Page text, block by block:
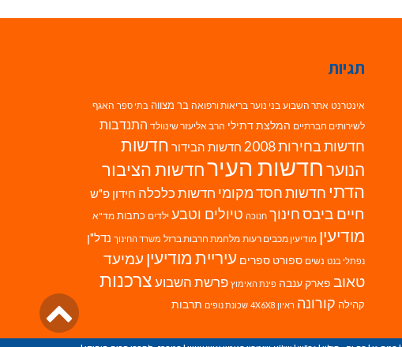
תגיות
אינטרנט אתר השבוע בני נוער בריאות ורפואה בר מצווה בתי ספר האגף
לשירותים חברתיים המלצת דתילי הרב אליעזר שינוולד התנדבות
חדשות בחירות 2008 חדשות הבידור חדשות
הנוערחדשות העירחדשות הציבור
הדתי חדשות חסד מקומי חדשות כלכלה חידון פ"ש
חיים ביבסחינוך חנוכה טיולים וטבע ילדים כתבות מד"א
מודיעין מודיעין מכבים רעות מלחמת חרבות ברזל משרד החינוך נדל"ן
נפתלי בנט נשים ספורט ספרים עיריית מודיעין עמיעד
טאוב פארק ענבה פינת האימוץ פרשת השבועצרכנות
קהילה קורונה ראיון 4X6X8 שכונת נופים תרבות